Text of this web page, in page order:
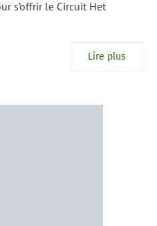
s’offrir le Circuit Het
Lire plus